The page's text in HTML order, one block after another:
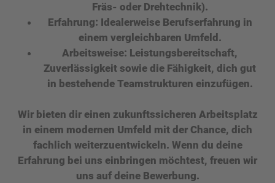
Fräs- oder Drehtechnik).
Erfahrung: Idealerweise Berufserfahrung in
einem vergleichbaren Umfeld.
Arbeitsweise: Leistungsbereitschaft,
Zuverlässigkeit sowie die Fähigkeit, dich gut
in bestehende Teamstrukturen einzufügen.
Wir bieten dir einen zukunftssicheren Arbeitsplatz
in einem modernen Umfeld mit der Chance, dich
fachlich weiterzuentwickeln. Wenn du deine
Erfahrung bei uns einbringen möchtest, freuen wir
uns auf deine Bewerbung.